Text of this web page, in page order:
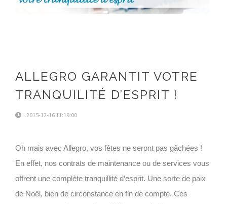
ALLEGRO GARANTIT VOTRE
TRANQUILITÉ D’ESPRIT !
2015-12-16 11:19:00
Oh mais avec Allegro, vos fêtes ne seront pas gâchées !
En effet, nos contrats de maintenance ou de services vous
offrent une complète tranquillité d’esprit. Une sorte de paix
de Noël, bien de circonstance en fin de compte. Ces